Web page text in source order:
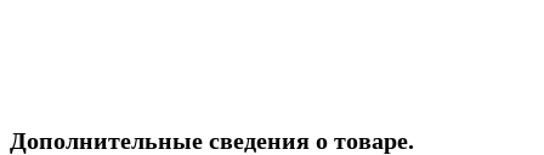
Дополнительные сведения о товаре.